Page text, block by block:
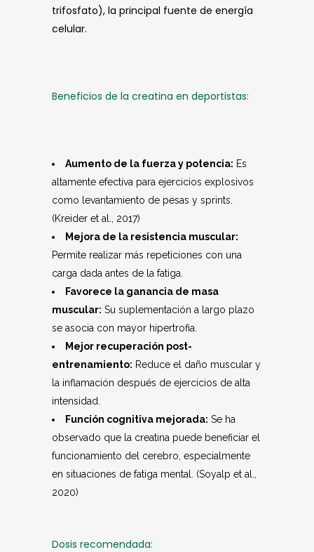
trifosfato), la principal fuente de energía
celular.
Beneficios de la creatina en deportistas:
Aumento de la fuerza y potencia: Es
altamente efectiva para ejercicios explosivos
como levantamiento de pesas y sprints.
(Kreider et al., 2017)
Mejora de la resistencia muscular:
Permite realizar más repeticiones con una
carga dada antes de la fatiga.
Favorece la ganancia de masa
muscular: Su suplementación a largo plazo
se asocia con mayor hipertrofia.
Mejor recuperación post-
entrenamiento: Reduce el daño muscular y
la inflamación después de ejercicios de alta
intensidad.
Función cognitiva mejorada: Se ha
observado que la creatina puede beneficiar el
funcionamiento del cerebro, especialmente
en situaciones de fatiga mental. (Soyalp et al.,
2020)
Dosis recomendada: